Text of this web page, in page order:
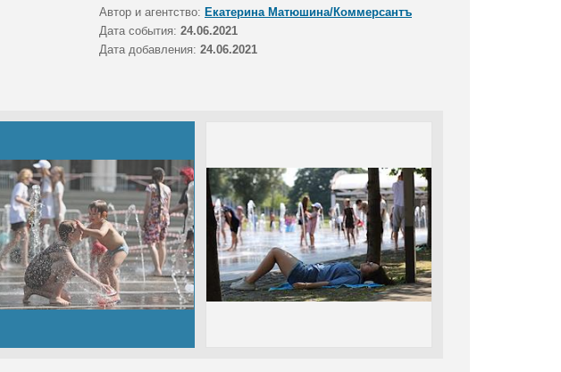
Автор и агентство: Екатерина Матюшина/Коммерсантъ
Дата события: 24.06.2021
Дата добавления: 24.06.2021